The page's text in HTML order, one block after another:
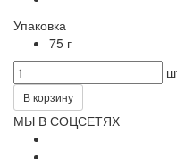
Упаковка
75 г
В корзину
МЫ В СОЦСЕТЯХ